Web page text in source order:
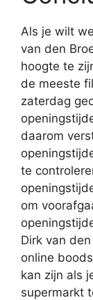
Als je wilt
van den
hoogte te
de meeste
zaterdag
daarom
te
om
Dirk van
online
kan zijn als
supermarkt